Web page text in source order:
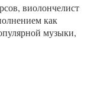
виолончелист
как
музыки,